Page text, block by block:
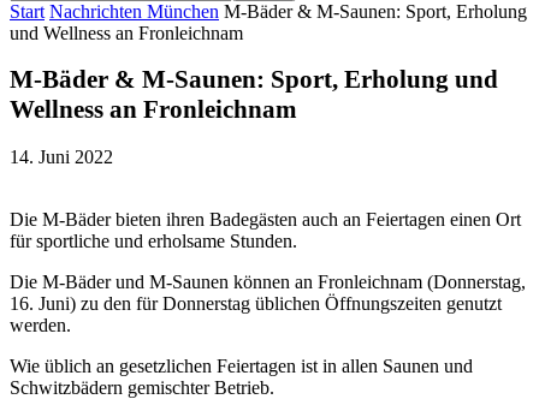
Start Nachrichten München M-Bäder & M-Saunen: Sport, Erholung
und Wellness an Fronleichnam
M-Bäder & M-Saunen: Sport, Erholung und
Wellness an Fronleichnam
14. Juni 2022
Die M-Bäder bieten ihren Badegästen auch an Feiertagen einen Ort
für sportliche und erholsame Stunden.
Die M-Bäder und M-Saunen können an Fronleichnam (Donnerstag,
16. Juni) zu den für Donnerstag üblichen Öffnungszeiten genutzt
werden.
Wie üblich an gesetzlichen Feiertagen ist in allen Saunen und
Schwitzbädern gemischter Betrieb.